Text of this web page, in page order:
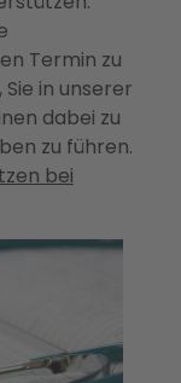
Termin zu
in unserer
dabei zu
zu führen.
bei